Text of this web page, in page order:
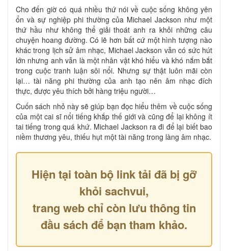
Cho đến giờ có quá nhiều thứ nói về cuộc sống không yên
ổn và sự nghiệp phi thường của Michael Jackson như một
thứ hầu như không thể giải thoát anh ra khỏi những câu
chuyện hoang đường. Có lẽ hơn bất cứ một hình tượng nào
khác trong lịch sử âm nhạc, Michael Jackson vẫn có sức hút
lớn nhưng anh vẫn là một nhân vật khó hiểu và khó nắm bắt
trong cuộc tranh luận sôi nổi. Nhưng sự thật luôn mãi còn
lại… tài năng phi thường của anh tạo nên âm nhạc đích
thực, được yêu thích bởi hàng triệu người…
Cuốn sách nhỏ này sẽ giúp bạn đọc hiểu thêm về cuộc sống
của một cai sĩ nổi tiếng khắp thế giới và cũng để lại không ít
tai tiếng trong quá khứ. Michael Jackson ra đi để lại biết bao
niềm thương yêu, thiếu hụt một tài năng trong làng âm nhạc.
Hiện tại toàn bộ link tải đã bị gỡ
khỏi sachvui,
trang web chỉ còn lưu thông tin
đầu sách để bạn tham khảo.